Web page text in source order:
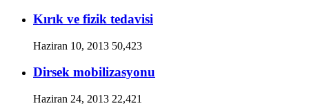
Kırık ve fizik tedavisi
Haziran 10, 2013 50,423
Dirsek mobilizasyonu
Haziran 24, 2013 22,421